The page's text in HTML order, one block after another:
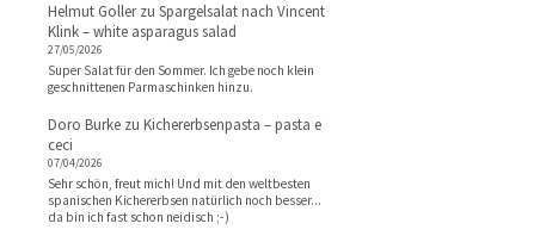
Helmut Gollerzu Spargelsalat nach Vincent
Klink – white asparagus salad
27/05/2026
Super Salat für den Sommer. Ich gebe noch klein
geschnittenen Parmaschinken hinzu.
Doro Burke zu Kichererbsenpasta – pasta e
ceci
07/04/2026
Sehr schön, freut mich! Und mit den weltbesten
spanischen Kichererbsen natürlich noch besser...
da bin ich fast schon neidisch ;-)